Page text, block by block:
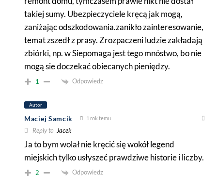
takiej sumy. Ubezpieczyciele kręcą jak mogą,
zaniżając odszkodowania.zanikło zainteresowanie,
temat zszedł z prasy. Zrozpaczeni ludzie zakładają
zbiórki, np. w Siepomaga jest tego mnóstwo, bo nie
mogą sie doczekać obiecanych pieniędzy.
1 Odpowiedz
Autor
Maciej Samcik 1 rok temu
Reply to Jacek
Ja to bym wolał nie kręcić się wokół legend
miejskich tylko usłyszeć prawdziwe historie i liczby.
2 Odpowiedz